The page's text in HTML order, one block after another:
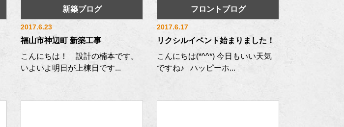
新築ブログ
2017.6.23
福山市神辺町 新築工事
こんにちは！ 設計の楠本です。
いよいよ明日が上棟日です...
フロントブログ
2017.6.17
リクシルイベント始まりました！
こんにちは(*^^*) 今日もいい天気
ですね♪ ハッピーホ...